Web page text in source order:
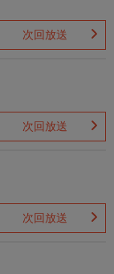
次回放送
次回放送
次回放送